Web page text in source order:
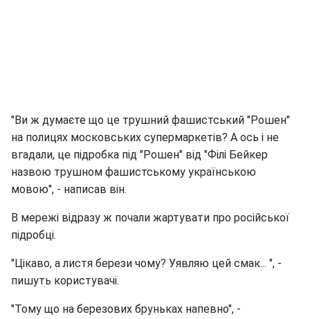
"Ви ж думаєте що це трушний фашистський "Рошен"
на полицях московських супермаркетів? А ось і не
вгадали, це підробка під "Рошен" від "Філі Бейкер
назвою трушном фашистському українською
мовою", - написав він.
В мережі відразу ж почали жартувати про російської
підробці.
"Цікаво, а листя берези чому? Уявляю цей смак... ", -
пишуть користувачі.
"Тому що на березових бруньках напевно", -